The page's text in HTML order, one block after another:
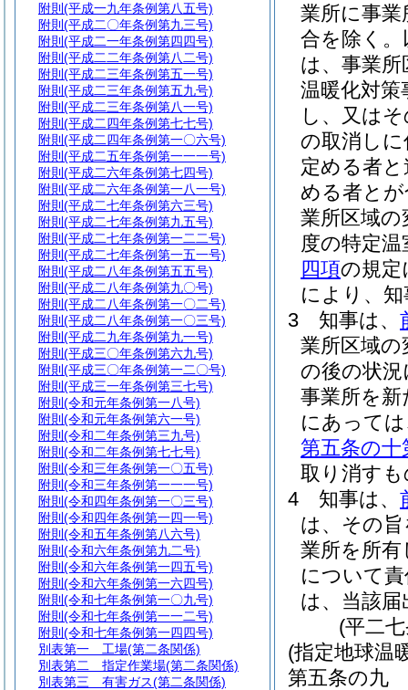
業所に事業
合を除く
は、事業
温暖化対策
し、又は
の取消し
定める者
める者と
業所区域の
度の特定
四項の規定
により、
3
知事は、
業所区域
の後の状
事業所を新
にあって
第五条の十
取り消す
4
知事は、
は、その
業所を所
について
は、当該
(平二
(指定地球温
第五条の九
附則 (平成一九年条例第八五号)
附則 (平成二〇年条例第九三号)
附則 (平成二一年条例第四四号)
附則 (平成二二年条例第八二号)
附則 (平成二三年条例第五一号)
附則 (平成二三年条例第五九号)
附則 (平成二三年条例第八一号)
附則 (平成二四年条例第七七号)
附則 (平成二四年条例第一〇六号)
附則 (平成二五年条例第一一一号)
附則 (平成二六年条例第七四号)
附則 (平成二六年条例第一八一号)
附則 (平成二七年条例第六三号)
附則 (平成二七年条例第九五号)
附則 (平成二七年条例第一二二号)
附則 (平成二七年条例第一五一号)
附則 (平成二八年条例第五五号)
附則 (平成二八年条例第九〇号)
附則 (平成二八年条例第一〇二号)
附則 (平成二八年条例第一〇三号)
附則 (平成二九年条例第九一号)
附則 (平成三〇年条例第六九号)
附則 (平成三〇年条例第一二〇号)
附則 (平成三一年条例第三七号)
附則 (令和元年条例第一八号)
附則 (令和元年条例第六一号)
附則 (令和二年条例第三九号)
附則 (令和二年条例第七七号)
附則 (令和三年条例第一〇五号)
附則 (令和三年条例第一一一号)
附則 (令和四年条例第一〇三号)
附則 (令和四年条例第一四一号)
附則 (令和五年条例第八六号)
附則 (令和六年条例第九二号)
附則 (令和六年条例第一四五号)
附則 (令和六年条例第一六四号)
附則 (令和七年条例第一〇九号)
附則 (令和七年条例第一一二号)
附則 (令和七年条例第一四四号)
別表第一 工場(第二条関係)
別表第二
指定作業場(第二条関係)
別表第三 有害ガス(第二条関係)